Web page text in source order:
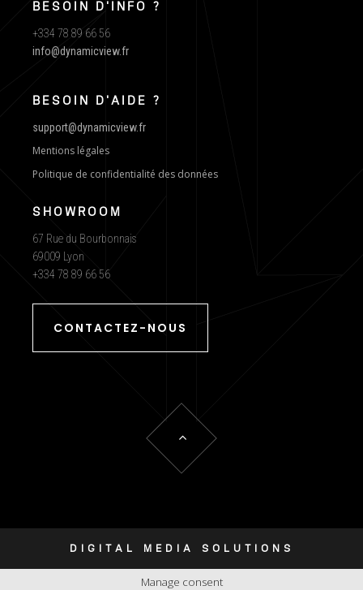
BESOIN D'INFO ?
+334 78 89 66 56
info@dynamicview.fr
BESOIN D'AIDE ?
support@dynamicview.fr
Mentions légales
Politique de confidentialité des données
SHOWROOM
67 Rue du Bourbonnais
69009 Lyon
+334 78 89 66 56
CONTACTEZ-NOUS
DIGITAL MEDIA SOLUTIONS
Manage consent